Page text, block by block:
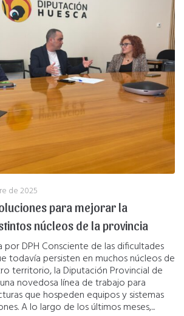
de 2025
para mejorar la
núcleos de la provincia
DPH Consciente de las dificultades
todavía persisten en muchos núcleos de
territorio, la Diputación Provincial de
novedosa línea de trabajo para
que hospeden equipos y sistemas
A lo largo de los últimos meses,...